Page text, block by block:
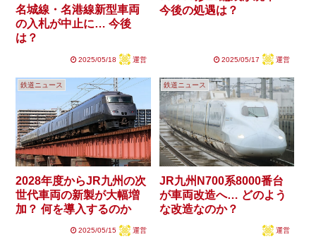
名城線・名港線新型車両
の入札が中止に… 今後
は？
2025/05/18 運営
今後の処遇は？
2025/05/17 運営
鉄道ニュース
2028年度からJR九州の次
世代車両の新製が大幅増
加？ 何を導入するのか
2025/05/15 運営
鉄道ニュース
JR九州N700系8000番台
が車両改造へ… どのよう
な改造なのか？
運営